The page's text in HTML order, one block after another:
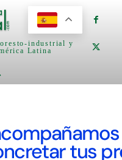
industrial y
Latina